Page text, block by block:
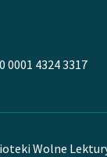
0001 4324 3317
Wolne